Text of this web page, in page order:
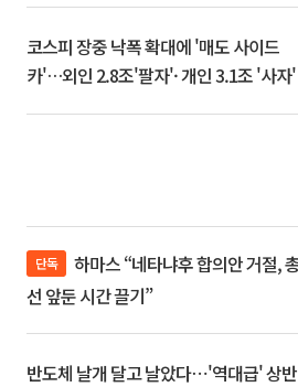
코스피 장중 낙폭 확대에 '매도 사이드
카'…외인 2.8조'팔자'· 개인 3.1조 '사자'
단독
선 앞둔 시간 끌기”
반도체 날개 달고 날았다⋯'역대급' 상반